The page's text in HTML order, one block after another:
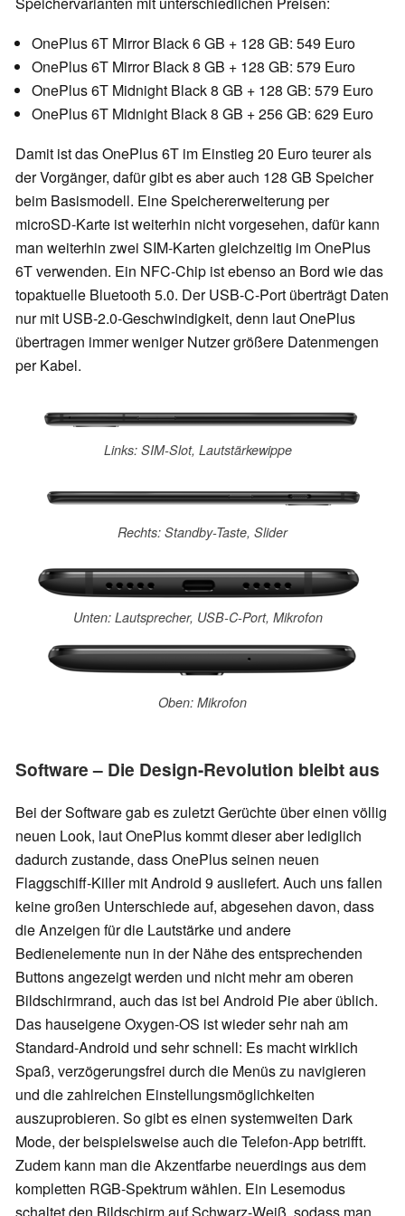
OnePlus 6T Mirror Black 6 GB + 128 GB: 549 Euro
OnePlus 6T Mirror Black 8 GB + 128 GB: 579 Euro
OnePlus 6T Midnight Black 8 GB + 128 GB: 579 Euro
OnePlus 6T Midnight Black 8 GB + 256 GB: 629 Euro
Damit ist das OnePlus 6T im Einstieg 20 Euro teurer als
der Vorgänger, dafür gibt es aber auch 128 GB Speicher
beim Basismodell. Eine Speichererweiterung per
microSD-Karte ist weiterhin nicht vorgesehen, dafür kann
man weiterhin zwei SIM-Karten gleichzeitig im OnePlus
6T verwenden. Ein NFC-Chip ist ebenso an Bord wie das
topaktuelle Bluetooth 5.0. Der USB-C-Port überträgt Daten
nur mit USB-2.0-Geschwindigkeit, denn laut OnePlus
übertragen immer weniger Nutzer größere Datenmengen
per Kabel.
Links: SIM-Slot, Lautstärkewippe
Rechts: Standby-Taste, Slider
Unten: Lautsprecher, USB-C-Port, Mikrofon
Oben: Mikrofon
Software – Die Design-Revolution bleibt aus
Bei der Software gab es zuletzt Gerüchte über einen völlig
neuen Look, laut OnePlus kommt dieser aber lediglich
dadurch zustande, dass OnePlus seinen neuen
Flaggschiff-Killer mit Android 9 ausliefert. Auch uns fallen
keine großen Unterschiede auf, abgesehen davon, dass
die Anzeigen für die Lautstärke und andere
Bedienelemente nun in der Nähe des entsprechenden
Buttons angezeigt werden und nicht mehr am oberen
Bildschirmrand, auch das ist bei Android Pie aber üblich.
Das hauseigene Oxygen-OS ist wieder sehr nah am
Standard-Android und sehr schnell: Es macht wirklich
Spaß, verzögerungsfrei durch die Menüs zu navigieren
und die zahlreichen Einstellungsmöglichkeiten
auszuprobieren. So gibt es einen systemweiten Dark
Mode, der beispielsweise auch die Telefon-App betrifft.
Zudem kann man die Akzentfarbe neuerdings aus dem
kompletten RGB-Spektrum wählen. Ein Lesemodus
schaltet den Bildschirm auf Schwarz-Weiß, sodass man